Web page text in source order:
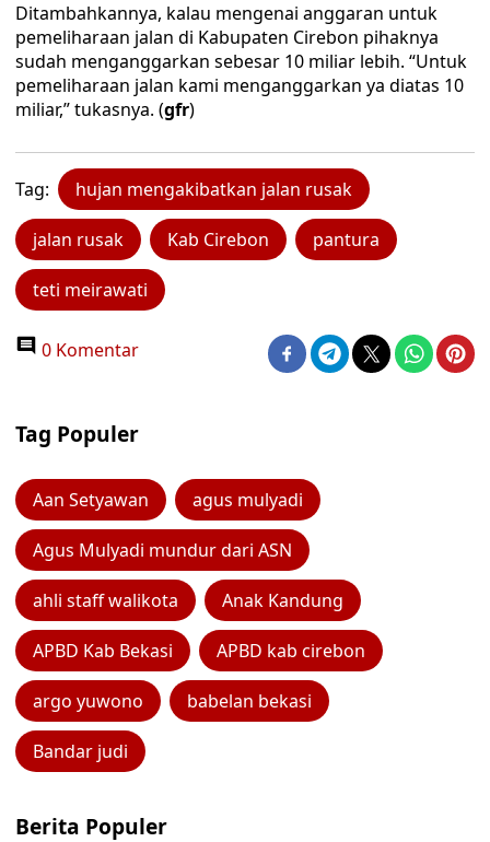
Ditambahkannya, kalau mengenai anggaran untuk
pemeliharaan jalan di Kabupaten Cirebon pihaknya
sudah menganggarkan sebesar 10 miliar lebih. “Untuk
pemeliharaan jalan kami menganggarkan ya diatas 10
miliar,” tukasnya. (gfr)
Tag: hujan mengakibatkan jalan rusak
jalan rusak Kab Cirebon pantura
teti meirawati
0 Komentar
Tag Populer
Aan Setyawan agus mulyadi
Agus Mulyadi mundur dari ASN
ahli staff walikota Anak Kandung
APBD Kab Bekasi APBD kab cirebon
argo yuwono babelan bekasi
Bandar judi
Berita Populer